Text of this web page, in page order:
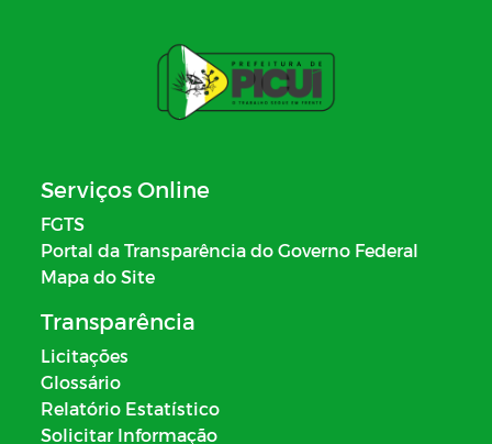
Serviços Online
FGTS
Portal da Transparência do Governo Federal
Mapa do Site
Transparência
Licitações
Glossário
Relatório Estatístico
Solicitar Informação